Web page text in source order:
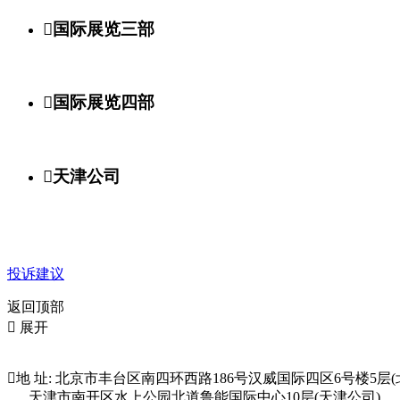
国际展览三部
国际展览四部
天津公司
投诉建议
返回顶部
 展开
地 址: 北京市丰台区南四环西路186号汉威国际四区6号楼5层(